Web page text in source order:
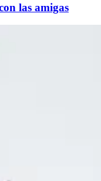
las amigas